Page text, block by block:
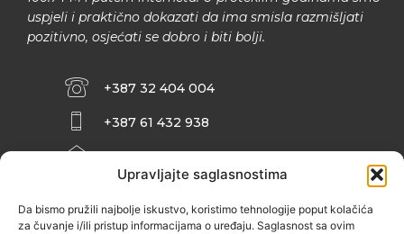
Upravljajte saglasnostima
Da bismo pružili najbolje iskustvo, koristimo tehnologije poput kolačića
za čuvanje i/ili pristup informacijama o uređaju. Saglasnost sa ovim
uspjeli i praktično dokazati da ima smisla razmišljati
pozitivno, osjećati se dobro i biti bolji.
+387 32 404 004
+387 61 432 938
INFO@ZENIT.BA
ZENIČANKA, 3. SPRAT), 72000 ZENICA